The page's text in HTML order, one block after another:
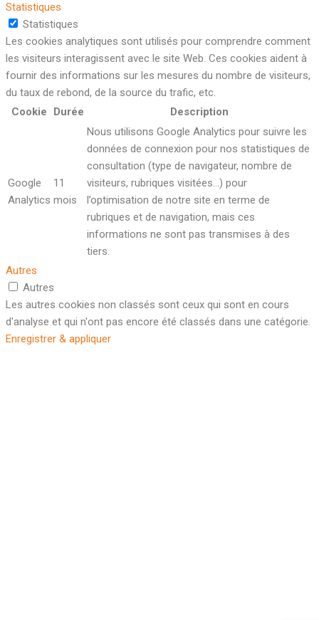
Statistiques
Statistiques
Les cookies analytiques sont utilisés pour comprendre comment
les visiteurs interagissent avec le site Web. Ces cookies aident à
fournir des informations sur les mesures du nombre de visiteurs,
du taux de rebond, de la source du trafic, etc.
Cookie
Durée Description
Google
Analytics
11
mois
Nous utilisons Google Analytics pour suivre les
données de connexion pour nos statistiques de
consultation (type de navigateur, nombre de
visiteurs, rubriques visitées…) pour
l’optimisation de notre site en terme de
rubriques et de navigation, mais ces
informations ne sont pas transmises à des
tiers.
Autres
Autres
Les autres cookies non classés sont ceux qui sont en cours
d'analyse et qui n'ont pas encore été classés dans une catégorie.
Enregistrer & appliquer